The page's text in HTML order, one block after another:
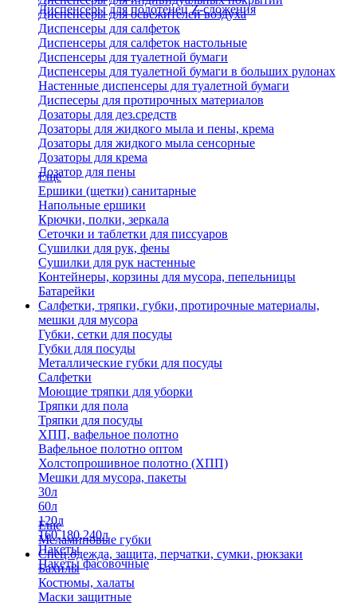
Диспенсеры для полотенец Z-сложения
Диспенсеры для освежителей воздуха
Диспенсеры для салфеток
Диспенсеры для салфеток настольные
Диспенсеры для туалетной бумаги
Диспенсеры для туалетной бумаги в больших рулонах
Настенные диспенсеры для туалетной бумаги
Диспесеры для протирочных материалов
Дозаторы для дез.средств
Дозаторы для жидкого мыла и пены, крема
Дозаторы для жидкого мыла сенсорные
Дозаторы для крема
Дозатор для пены
Еще
Ершики (щетки) санитарные
Напольные ершики
Крючки, полки, зеркала
Сеточки и таблетки для писсуаров
Сушилки для рук, фены
Сушилки для рук настенные
Контейнеры, корзины для мусора, пепельницы
Батарейки
Салфетки, тряпки, губки, протирочные материалы,
мешки для мусора
Губки, сетки для посуды
Губки для посуды
Металлические губки для посуды
Салфетки
Моющие тряпки для уборки
Тряпки для пола
Тряпки для посуды
ХПП, вафельное полотно
Вафельное полотно оптом
Холстопрошивное полотно (ХПП)
Мешки для мусора, пакеты
30л
60л
120л
160,180,240л
Пакеты
Пакеты фасовочные
Еще
Меламиновые губки
Спец.одежда, защита, перчатки, сумки, рюкзаки
Бахилы
Костюмы, халаты
Маски защитные